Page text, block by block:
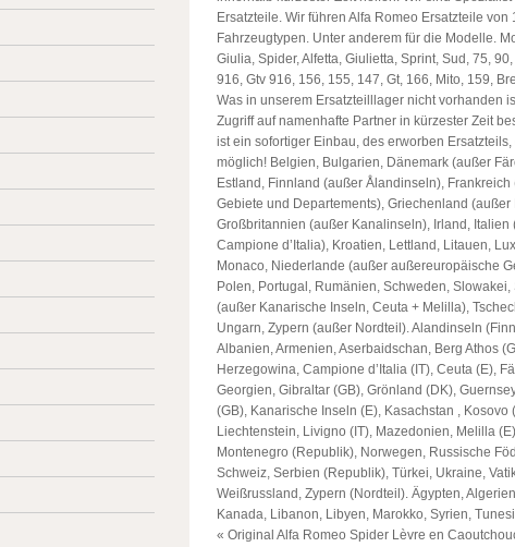
Ersatzteile. Wir führen Alfa Romeo Ersatzteile von
Fahrzeugtypen. Unter anderem für die Modelle.
Giulia, Spider, Alfetta, Giulietta, Sprint, Sud, 75,
916, Gtv 916, 156, 155, 147, Gt, 166, Mito, 159,
Was in unserem Ersatzteilllager nicht vorhanden
Zugriff auf namenhafte Partner in kürzester Zeit
ist ein sofortiger Einbau, des erworben
möglich! Belgien, Bulgarien, Dänemark (außer
Estland, Finnland (außer Ålandinseln),
Gebiete und Departements), Griechenland (außer
Großbritannien (außer Kanalinseln), Irland, Italien
Campione d’Italia), Kroatien, Lettland, Litauen,
Monaco, Niederlande (außer außereuropäische
Polen, Portugal, Rumänien, Schweden,
(außer Kanarische Inseln, Ceuta + Melilla),
Ungarn, Zypern (außer Nordteil). Alandinseln
Albanien, Armenien, Aserbaidschan, Berg Athos
Herzegowina, Campione d’Italia (IT), Ceuta (E),
Georgien, Gibraltar (GB), Grönland (DK),
(GB), Kanarische Inseln (E), Kasachstan , Kosovo
Liechtenstein, Livigno (IT), Mazedonien, Melilla
Montenegro (Republik), Norwegen, Russische
Schweiz, Serbien (Republik), Türkei, Ukraine,
Weißrussland, Zypern (Nordteil). Ägypten,
Kanada, Libanon, Libyen, Marokko, Syrien,
« Original Alfa Romeo Spider Lèvre en